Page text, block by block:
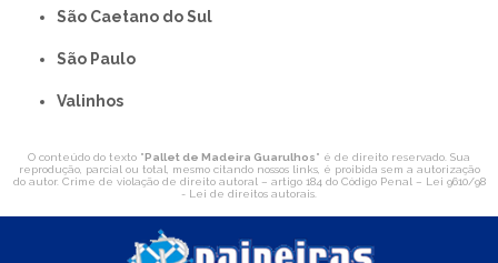
São Caetano do Sul
São Paulo
Valinhos
O conteúdo do texto " Pallet de Madeira Guarulhos" é de direito reservado. Sua
reprodução, parcial ou total, mesmo citando nossos links, é proibida sem a autorização
do autor. Crime de violação de direito autoral – artigo 184 do Código Penal – Lei 9610/98
- Lei de direitos autorais.